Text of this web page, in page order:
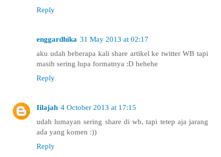
Reply
enggardhika 31 May 2013 at 02:17
aku udah beberapa kali share artikel ke twitter WB tapi
masih sering lupa formatnya :D hehehe
Reply
Iilajah 4 October 2013 at 17:15
udah lumayan sering share di wb, tapi tetep aja jarang
ada yang komen :))
Reply